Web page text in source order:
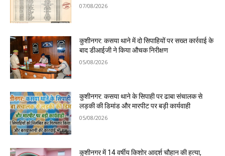
07/08/2026
कुशीनगर: कसया थाने में दो सिपाहियों पर सख्त कार्रवाई के
बाद डीआईजी ने किया औचक निरीक्षण
05/08/2026
कुशीनगर: कसया थाने के सिपाही पर ढाबा संचालक से
लड़की की डिमांड और मारपीट पर बड़ी कार्यवाही
05/08/2026
कुशीनगर में 14 वर्षीय किशोर आदर्श चौहान की हत्या,